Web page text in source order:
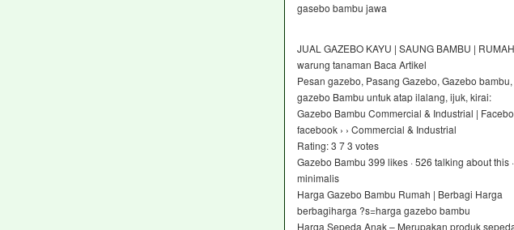
gasebo bambu jawa
JUAL GAZEBO KAYU | SAUNG BAMBU |
warung tanaman Baca Artikel
Pesan gazebo, Pasang Gazebo, Gazebo
gazebo Bambu untuk atap ilalang, ijuk, kirai:
Gazebo Bambu Commercial & Industrial |
facebook › › Commercial & Industrial
Rating: 3 7 ‎3 votes
Gazebo Bambu 399 likes · 526 talking about
minimalis
Harga Gazebo Bambu Rumah | Berbagi Harga
berbagiharga ?s=harga gazebo bambu
Harga Sepeda Anak – Merupakan produk